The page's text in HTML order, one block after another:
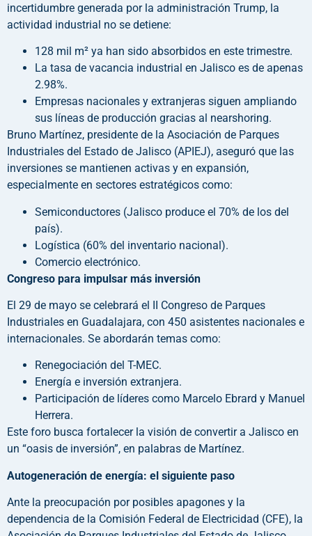
incertidumbre generada por la administración Trump, la
actividad industrial no se detiene:
128 mil m² ya han sido absorbidos en este trimestre.
La tasa de vacancia industrial en Jalisco es de apenas
2.98%.
Empresas nacionales y extranjeras siguen ampliando
sus líneas de producción gracias al nearshoring.
Bruno Martínez, presidente de la Asociación de Parques
Industriales del Estado de Jalisco (APIEJ), aseguró que las
inversiones se mantienen activas y en expansión,
especialmente en sectores estratégicos como:
Semiconductores (Jalisco produce el 70% de los del
país).
Logística (60% del inventario nacional).
Comercio electrónico.
Congreso para impulsar más inversión
El 29 de mayo se celebrará el II Congreso de Parques
Industriales en Guadalajara, con 450 asistentes nacionales e
internacionales. Se abordarán temas como:
Renegociación del T-MEC.
Energía e inversión extranjera.
Participación de líderes como Marcelo Ebrard y Manuel
Herrera.
Este foro busca fortalecer la visión de convertir a Jalisco en
un “oasis de inversión”, en palabras de Martínez.
Autogeneración de energía: el siguiente paso
Ante la preocupación por posibles apagones y la
dependencia de la Comisión Federal de Electricidad (CFE), la